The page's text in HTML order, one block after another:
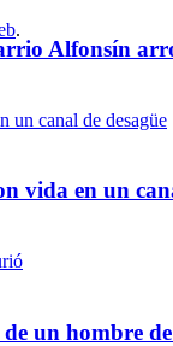
Alfonsín
vida en un
un hombre
.